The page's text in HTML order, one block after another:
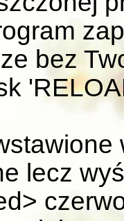
bez
lecz